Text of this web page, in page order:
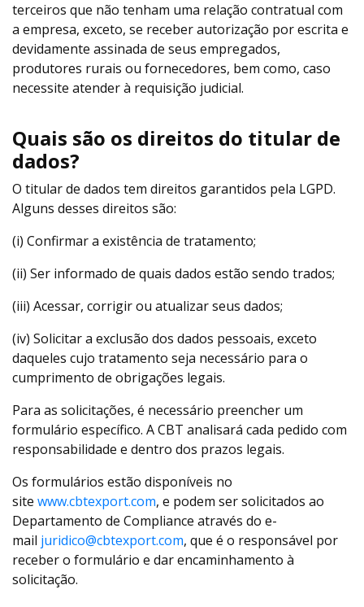
terceiros que não tenham uma relação contratual com
a empresa, exceto, se receber autorização por escrita e
devidamente assinada de seus empregados,
produtores rurais ou fornecedores, bem como, caso
necessite atender à requisição judicial.
Quais são os direitos do titular de
dados?
O titular de dados tem direitos garantidos pela LGPD.
Alguns desses direitos são:
(i) Confirmar a existência de tratamento;
(ii) Ser informado de quais dados estão sendo trados;
(iii) Acessar, corrigir ou atualizar seus dados;
(iv) Solicitar a exclusão dos dados pessoais, exceto
daqueles cujo tratamento seja necessário para o
cumprimento de obrigações legais.
Para as solicitações, é necessário preencher um
formulário específico. A CBT analisará cada pedido com
responsabilidade e dentro dos prazos legais.
Os formulários estão disponíveis no
site www.cbtexport.com, e podem ser solicitados ao
Departamento de Compliance através do e-
mail juridico@cbtexport.com, que é o responsável por
receber o formulário e dar encaminhamento à
solicitação.